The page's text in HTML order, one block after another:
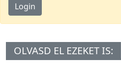
Login
OLVASD EL EZEKET IS: